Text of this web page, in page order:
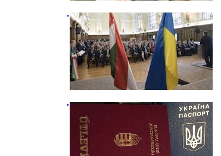
" />
" />